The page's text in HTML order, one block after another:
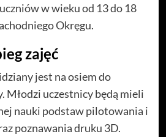
w wieku od 13 do 18
Okręgu.
zajęć
jest na osiem do
Młodzi uczestnicy będą mieli
nauki podstaw pilotowania i
poznawania druku 3D.